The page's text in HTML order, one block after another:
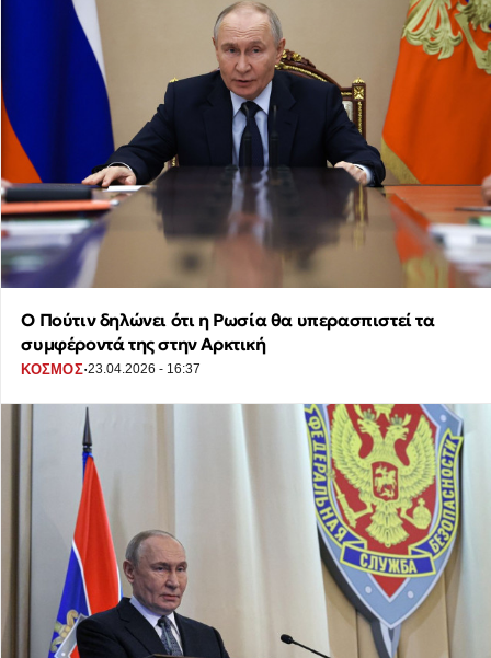
Ο Πούτιν δηλώνει ότι η Ρωσία θα υπερασπιστεί τα
συμφέροντά της στην Αρκτική
ΚΟΣΜΟΣ·23.04.2026 - 16:37